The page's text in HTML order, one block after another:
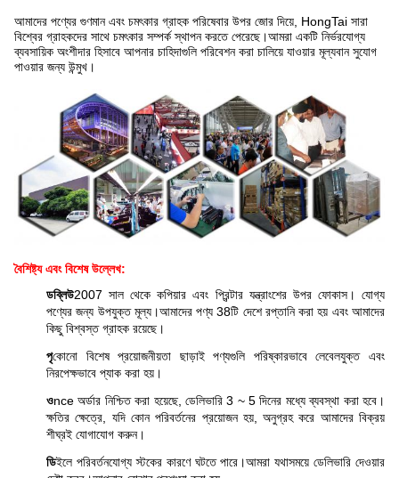
আমাদের পণ্যের গুণমান এবং চমৎকার গ্রাহক পরিষেবার উপর জোর দিয়ে, HongTai সারা
বিশ্বের গ্রাহকদের সাথে চমৎকার সম্পর্ক স্থাপন করতে পেরেছে।আমরা একটি নির্ভরযোগ্য
ব্যবসায়িক অংশীদার হিসাবে আপনার চাহিদাগুলি পরিবেশন করা চালিয়ে যাওয়ার মূল্যবান সুযোগ
পাওয়ার জন্য উন্মুখ।
বৈশিষ্ট্য এবং বিশেষ উল্লেখ:
ডব্লিউ2007 সাল থেকে কপিয়ার এবং প্রিন্টার যন্ত্রাংশের উপর ফোকাস। যোগ্য
পণ্যের জন্য উপযুক্ত মূল্য।আমাদের পণ্য 38টি দেশে রপ্তানি করা হয় এবং আমাদের
কিছু বিশ্বস্ত গ্রাহক রয়েছে।
পৃকোনো বিশেষ প্রয়োজনীয়তা ছাড়াই পণ্যগুলি পরিষ্কারভাবে লেবেলযুক্ত এবং
নিরপেক্ষভাবে প্যাক করা হয়।
ওnce অর্ডার নিশ্চিত করা হয়েছে, ডেলিভারি 3 ~ 5 দিনের মধ্যে ব্যবস্থা করা হবে।
ক্ষতির ক্ষেত্রে, যদি কোন পরিবর্তনের প্রয়োজন হয়, অনুগ্রহ করে আমাদের বিক্রয়
শীঘ্রই যোগাযোগ করুন।
ডিইলে পরিবর্তনযোগ্য স্টকের কারণে ঘটতে পারে।আমরা যথাসময়ে ডেলিভারি দেওয়ার